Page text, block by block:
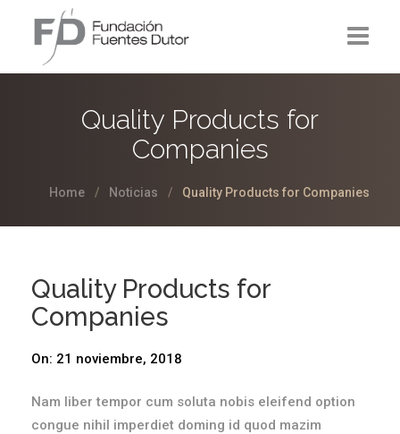
Quality Products for
Companies
Home Noticias Quality Products for Companies
Quality Products for
Companies
On: 21 noviembre, 2018
Nam liber tempor cum soluta nobis eleifend option
congue nihil imperdiet doming id quod mazim